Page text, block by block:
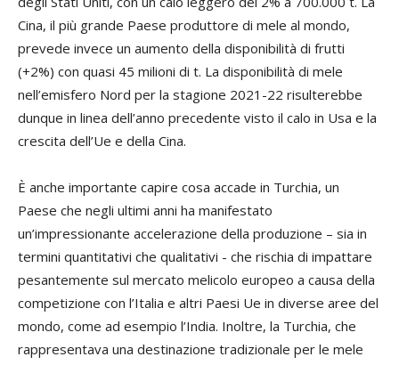
Cina, il più grande Paese produttore di mele al mondo,
prevede invece un aumento della disponibilità di frutti
(+2%) con quasi 45 milioni di t. La disponibilità di mele
nell’emisfero Nord per la stagione 2021-22 risulterebbe
dunque in linea dell’anno precedente visto il calo in Usa e la
crescita dell’Ue e della Cina.
È anche importante capire cosa accade in Turchia, un
Paese che negli ultimi anni ha manifestato
un’impressionante accelerazione della produzione – sia in
termini quantitativi che qualitativi - che rischia di impattare
pesantemente sul mercato melicolo europeo a causa della
competizione con l’Italia e altri Paesi Ue in diverse aree del
mondo, come ad esempio l’India. Inoltre, la Turchia, che
rappresentava una destinazione tradizionale per le mele